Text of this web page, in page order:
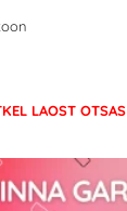
LAOST OTSAS